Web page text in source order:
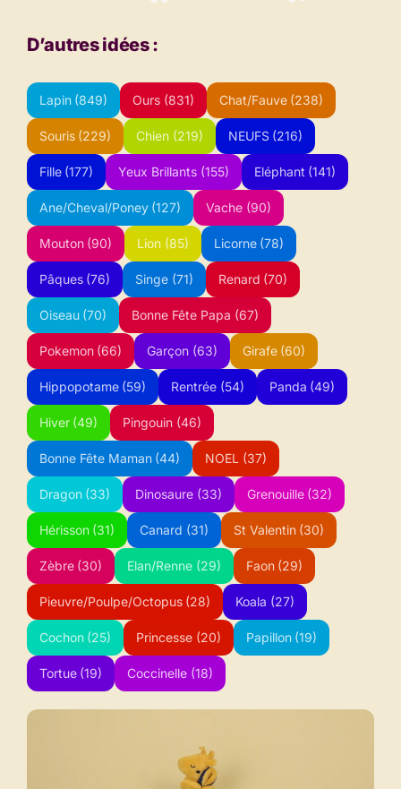
D’autres idées :
Lapin (849) Ours (831) Chat/Fauve (238)
Souris (229) Chien (219) NEUFS (216)
Fille (177) Yeux Brillants (155) Eléphant (141)
Ane/Cheval/Poney (127) Vache (90)
Mouton (90) Lion (85) Licorne (78)
Pâques (76) Singe (71) Renard (70)
Oiseau (70) Bonne Fête Papa (67)
Pokemon (66) Garçon (63) Girafe (60)
Hippopotame (59) Rentrée (54) Panda (49)
Hiver (49) Pingouin (46)
Bonne Fête Maman (44) NOEL (37)
Dragon (33) Dinosaure (33) Grenouille (32)
Hérisson (31) Canard (31) St Valentin (30)
Zèbre (30) Elan/Renne (29) Faon (29)
Pieuvre/Poulpe/Octopus (28) Koala (27)
Cochon (25) Princesse (20) Papillon (19)
Tortue (19) Coccinelle (18)